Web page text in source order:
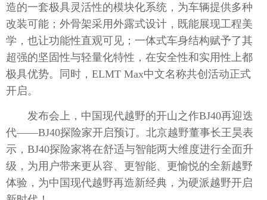
造的一套极具灵活性的模块化系统，为车辆提供多种
改装可能；外骨架采用外露式设计，既能展现工程美
学，也让功能性直观可见；一体式车身结构赋予了其
超强的坚固性与轻量化特性，在安全性和实用性上都
极具优势。同时，ELMT Max中文名称共创活动正式
开启。
发布会上，中国现代越野的开山之作BJ40再迎迭
代——BJ40探险家开启预订。北京越野董事长王昊表
示，BJ40探险家将在舒适与智能两大维度进行全面升
级，为用户带来更从容、更智能、更愉悦的全新越野
体验，为中国现代越野再造新经典，为硬派越野开启